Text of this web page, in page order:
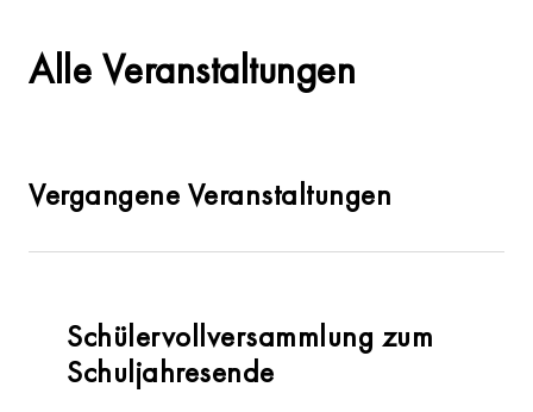
Alle Veranstaltungen
Vergangene Veranstaltungen
Schülervollversammlung zum
Schuljahresende